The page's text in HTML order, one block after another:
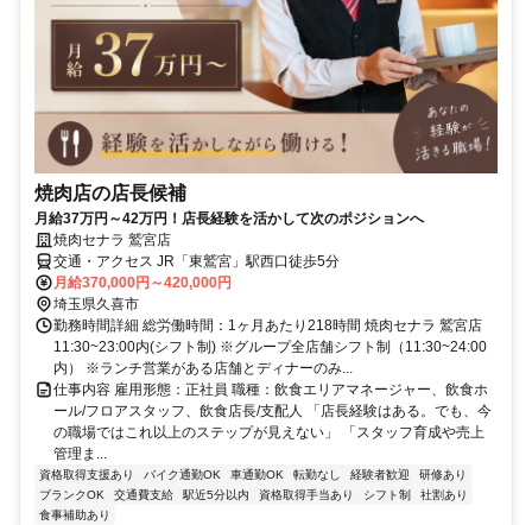
焼肉店の店長候補
月給37万円～42万円！店長経験を活かして次のポジションへ
焼肉セナラ 鷲宮店
交通・アクセス JR「東鷲宮」駅西口徒歩5分
月給370,000円～420,000円
埼玉県久喜市
勤務時間詳細 総労働時間：1ヶ月あたり218時間 焼肉セナラ 鷲宮店
11:30~23:00内(シフト制) ※グループ全店舗シフト制（11:30~24:00
内） ※ランチ営業がある店舗とディナーのみ...
仕事内容 雇用形態：正社員 職種：飲食エリアマネージャー、飲食ホ
ール/フロアスタッフ、飲食店長/支配人 「店長経験はある。でも、今
の職場ではこれ以上のステップが見えない」 「スタッフ育成や売上
管理ま...
資格取得支援あり バイク通勤OK 車通勤OK 転勤なし 経験者歓迎
研修あり
ブランクOK
交通費支給 駅近5分以内 資格取得手当あり シフト制
社割あり
食事補助あり